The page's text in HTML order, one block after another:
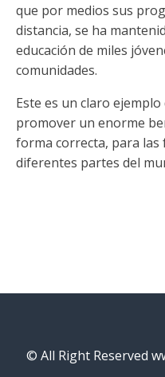
que por medios sus
distancia, se ha
educación de miles
comunidades.
Este es un claro
promover un enorme
forma correcta, para las
diferentes partes del
© All Right Reserved